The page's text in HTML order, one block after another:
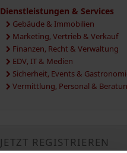
Dienstleistungen & Services
Gebäude & Immobilien
Marketing, Vertrieb & Verkauf
Finanzen, Recht & Verwaltung
EDV, IT & Medien
Sicherheit, Events &
Vermittlung, Personal &
JETZT REGISTRIEREN